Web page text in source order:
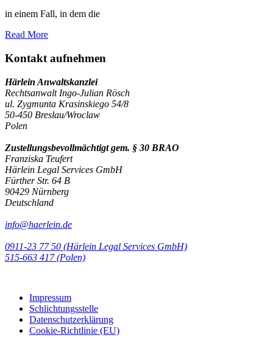
in einem Fall, in dem die
Read More
Kontakt aufnehmen
Härlein Anwaltskanzlei
Rechtsanwalt Ingo-Julian Rösch
ul. Zygmunta Krasinskiego 54/8
50-450 Breslau/Wroclaw
Polen
Zustellungsbevollmächtigt gem. § 30 BRAO
Franziska Teufert
Härlein Legal Services GmbH
Fürther Str. 64 B
90429 Nürnberg
Deutschland
info@haerlein.de
0911-23 77 50 (Härlein Legal Services GmbH)
‭515-663 417 (Polen)‬‬‬
Impressum
Schlichtungsstelle
Datenschutzerklärung
Cookie-Richtlinie (EU)